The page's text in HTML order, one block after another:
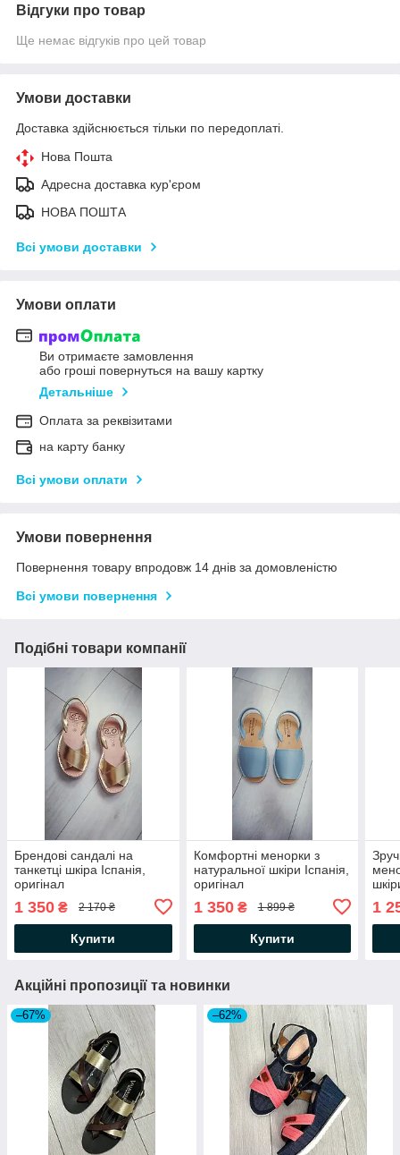
Відгуки про товар
Ще немає відгуків про цей товар
Умови доставки
Доставка здійснюється тільки по передоплаті.
Нова Пошта
Адресна доставка кур'єром
НОВА ПОШТА
Всі умови доставки
Умови оплати
Ви отримаєте замовлення
або гроші повернуться на вашу картку
Детальніше
Оплата за реквізитами
на карту банку
Всі умови оплати
Умови повернення
Повернення товару впродовж 14 днів за домовленістю
Всі умови повернення
Подібні товари компанії
Брендові сандалі на
танкетці шкіра Іспанія,
оригінал
1 350 ₴ 2 170 ₴
Купити
Комфортні менорки з
натуральної шкіри Іспанія,
оригінал
1 350₴ 1 899 ₴
Купити
1
Акційні пропозиції та новинки
–67% –62%